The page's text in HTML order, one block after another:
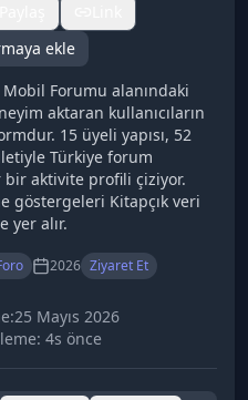
ekle
Forumu alanındaki
aktaran kullanıcıların
15 üyeli yapısı, 52
Türkiye forum
aktivite profili çiziyor.
göstergeleri Kitapçık veri
yer alır.
2026 Ziyaret Et
25 Mayıs 2026
4s önce